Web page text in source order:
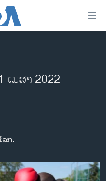
2024
ມ​ສາ 2022
ລກ.